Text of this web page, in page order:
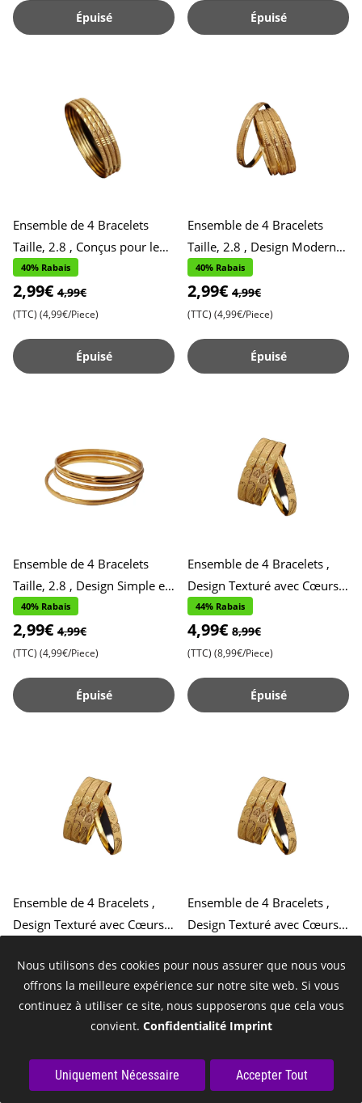
Épuisé Épuisé
Ensemble de 4 Bracelets
Taille, 2.8 , Conçus pour le
Port Quotidien , Accessoires
Stylés et Pratique
40% Rabais
2,99€ 4,99€
(TTC) (4,99€/Piece)
Épuisé
Ensemble de 4 Bracelets
Taille, 2.8 , Design Moderne
pour le Quotidien ,
Accessoires Stylés et Polyv
40% Rabais
2,99€ 4,99€
(TTC) (4,99€/Piece)
Épuisé
Ensemble de 4 Bracelets
Taille, 2.8 , Design Simple et
Brillant pour un Usage
Quotidien , Style Épur
40% Rabais
2,99€ 4,99€
(TTC) (4,99€/Piece)
Épuisé
Ensemble de 4 Bracelets ,
Design Texturé avec Cœurs
Taille, 2.10 , Accessoires
Élégants et Charmants
44% Rabais
4,99€ 8,99€
(TTC) (8,99€/Piece)
Épuisé
Ensemble de 4 Bracelets ,
Design Texturé avec Cœurs
Élégants et Charmants
4,99€8,99€
(TTC)(8,99€/Piece)
Épuisé
Ensemble de 4 Bracelets ,
Design Texturé avec Cœurs
Élégants et Charmants
4,99€8,99€
(TTC) (8,99€/Piece)
Épuisé
Nous utilisons des cookies pour nous assurer que nous vous
offrons la meilleure expérience sur notre site web. Si vous
continuez à utiliser ce site, nous supposerons que cela vous
convient. Confidentialité Imprint
Uniquement Nécessaire Accepter Tout